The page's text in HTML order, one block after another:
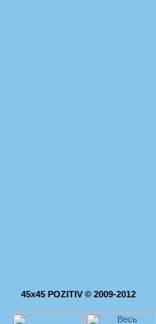
45x45 POZITIV © 2009-2012